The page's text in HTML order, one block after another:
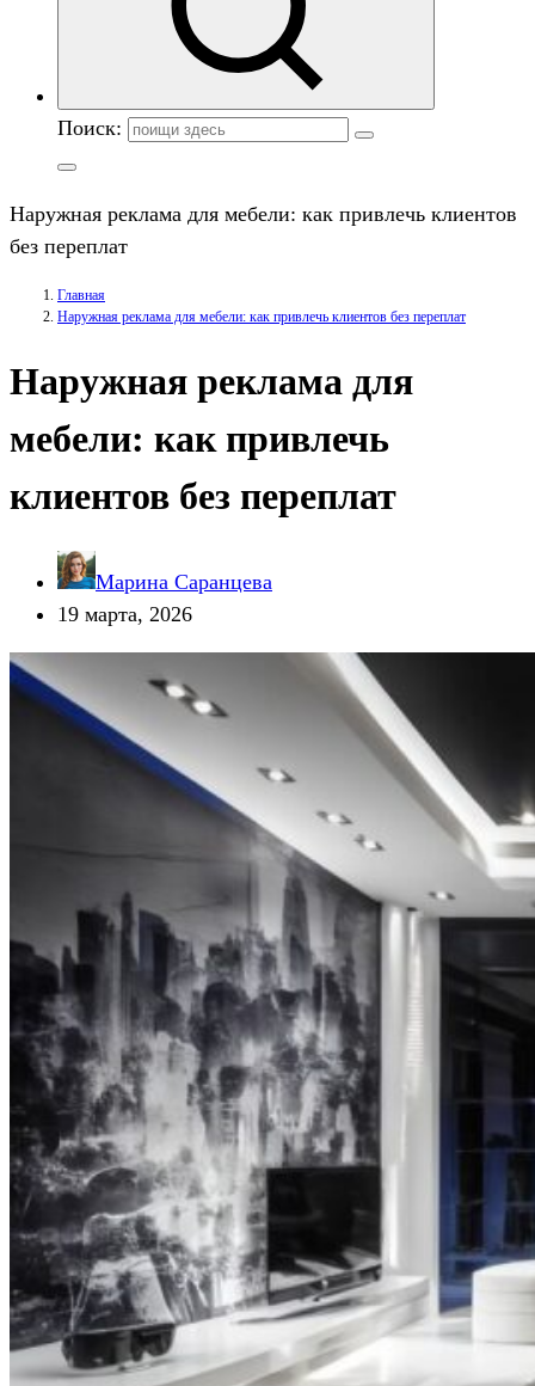
Поиск:
Наружная реклама для мебели: как привлечь клиентов
без переплат
Главная
Наружная реклама для мебели: как привлечь клиентов без переплат
Наружная реклама для
мебели: как привлечь
клиентов без переплат
Марина Саранцева
19 марта, 2026